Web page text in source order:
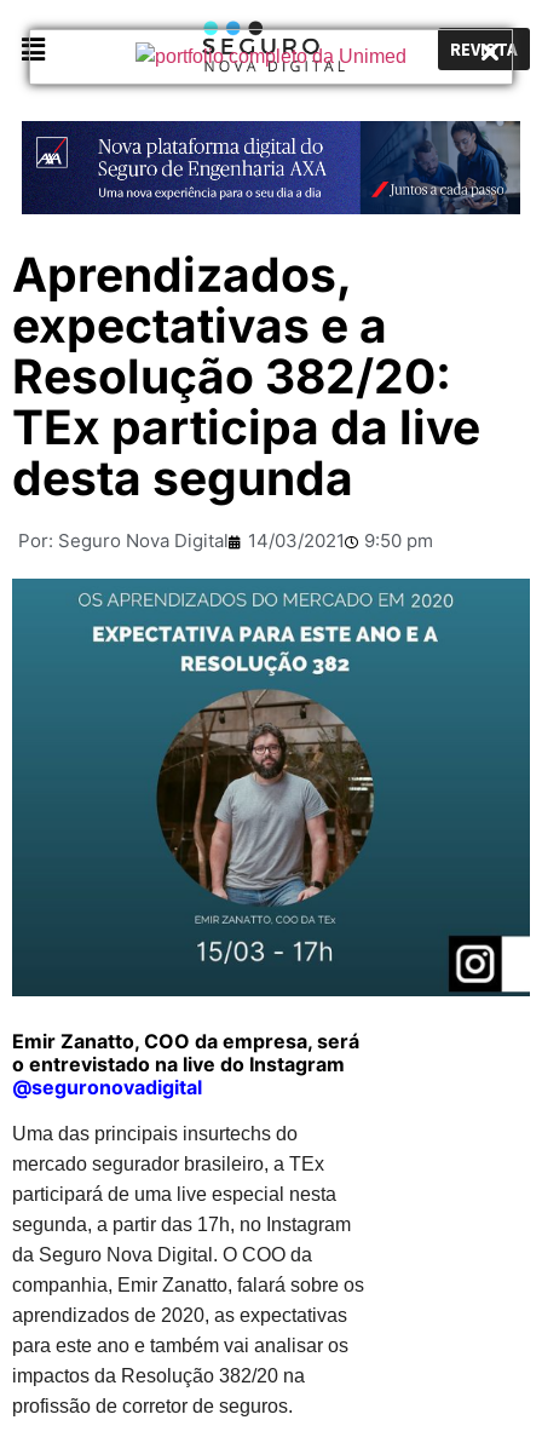
REVISTA
Aprendizados,
expectativas e a
Resolução 382/20:
TEx participa da live
desta segunda
Por: Seguro Nova Digital 14/03/2021 9:50 pm
Emir Zanatto, COO da empresa, será
o entrevistado na live do Instagram
@seguronovadigital
Uma das principais insurtechs do
mercado segurador brasileiro, a TEx
participará de uma live especial nesta
segunda, a partir das 17h, no Instagram
da Seguro Nova Digital. O COO da
companhia, Emir Zanatto, falará sobre os
aprendizados de 2020, as expectativas
para este ano e também vai analisar os
impactos da Resolução 382/20 na
profissão de corretor de seguros.